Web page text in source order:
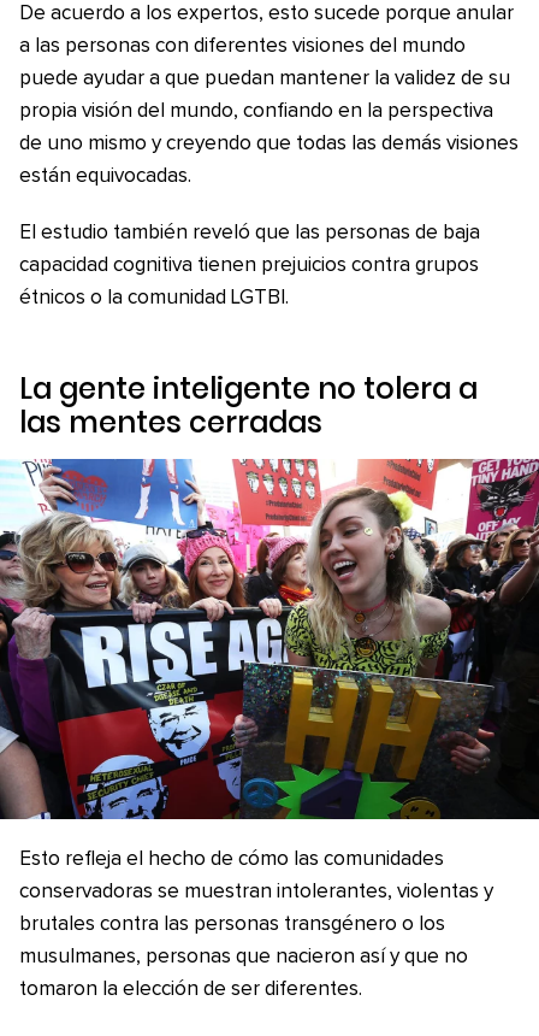
De acuerdo a los expertos, esto sucede porque anular
a las personas con diferentes visiones del mundo
puede ayudar a que puedan mantener la validez de su
propia visión del mundo, confiando en la perspectiva
de uno mismo y creyendo que todas las demás visiones
están equivocadas.
El estudio también reveló que las personas de baja
capacidad cognitiva tienen prejuicios contra grupos
étnicos o la comunidad LGTBI.
La gente inteligente no tolera a
las mentes cerradas
Esto refleja el hecho de cómo las comunidades
conservadoras se muestran intolerantes, violentas y
brutales contra las personas transgénero o los
musulmanes, personas que nacieron así y que no
tomaron la elección de ser diferentes.